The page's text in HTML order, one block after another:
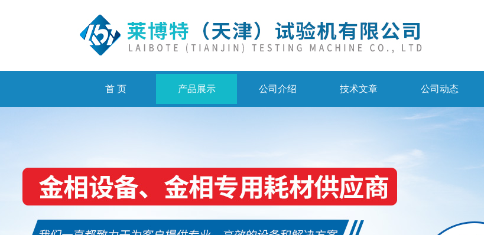
首 页 产品展示 公司介绍 技术文章 公司动态